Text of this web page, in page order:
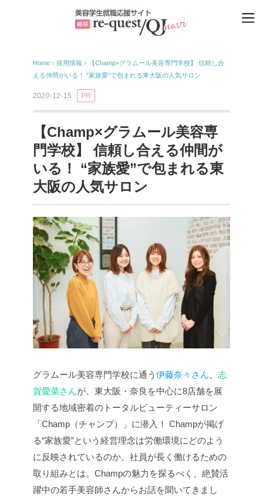
Home › 採用情報 ›
【Champ×グラムール美容専門学校】 信頼し合
える仲間がいる！ “家族愛”で包まれる東大阪の人気サロン
2020-12-15 PR
【Champ×グラムール美容専
門学校】 信頼し合える仲間が
いる！ “家族愛”で包まれる東
大阪の人気サロン
グラムール美容専門学校に通う 伊藤奈々さん
志
賀愛菜さんが、東大阪・奈良を中心に8店舗を展
開する地域密着のトータルビューティーサロン
「Champ（チャンプ）」に潜入！ Champが掲げ
る“家族愛”という経営理念は労働環境にどのよう
に反映されているのか。社員が長く働けるための
取り組みとは。Champの魅力を探るべく、絶賛活
躍中の若手美容師さんからお話を聞いてきまし